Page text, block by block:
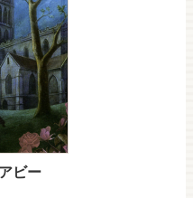
ビー